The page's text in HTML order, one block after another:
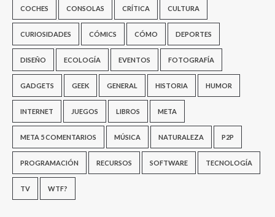
COCHES CONSOLAS CRÍTICA CULTURA
CURIOSIDADES CÓMICS CÓMO DEPORTES
DISEÑO ECOLOGÍA EVENTOS FOTOGRAFÍA
GADGETS GEEK GENERAL HISTORIA HUMOR
INTERNET JUEGOS LIBROS META
META 5 COMENTARIOS MÚSICA NATURALEZA P2P
PROGRAMACIÓN RECURSOS SOFTWARE TECNOLOGÍA
TV WTF?